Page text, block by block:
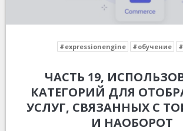
#expressionengine #обучение
ЧАСТЬ 19,
КАТЕГОРИЙ ДЛЯ
УСЛУГ, СВЯЗАННЫХ С
И НАОБОРОТ